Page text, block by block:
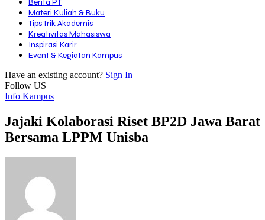
Berita PT
Materi Kuliah & Buku
Tips Trik Akademis
Kreativitas Mahasiswa
Inspirasi Karir
Event & Kegiatan Kampus
Have an existing account? Sign In
Follow US
Info Kampus
Jajaki Kolaborasi Riset BP2D Jawa Barat
Bersama LPPM Unisba